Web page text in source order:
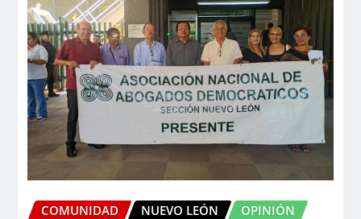
COMUNIDAD NUEVO LEÓN OPINIÓN